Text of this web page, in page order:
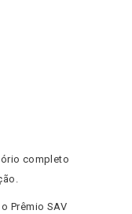
completo
Prêmio SAV